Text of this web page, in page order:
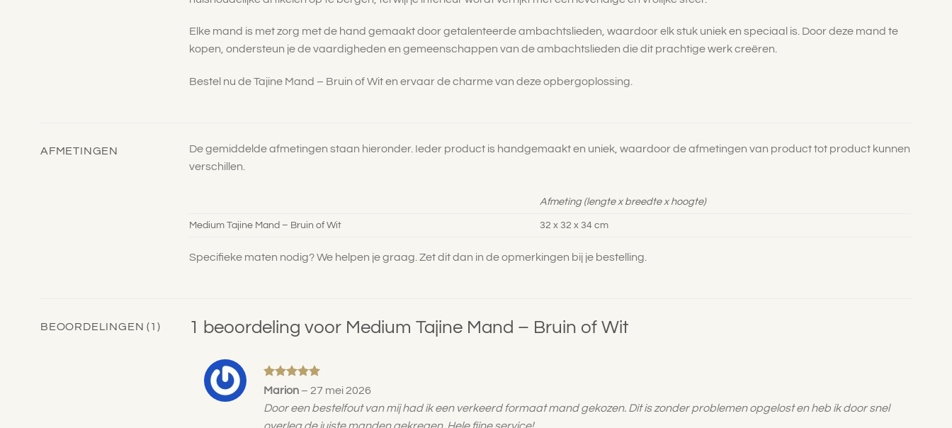
Elke mand is met zorg met de hand gemaakt door getalenteerde ambachtslieden, waardoor elk stuk uniek en speciaal is. Door deze mand te
kopen, ondersteun je de vaardigheden en gemeenschappen van de ambachtslieden die dit prachtige werk creëren.
Bestel nu de Tajine Mand – Bruin of Wit en ervaar de charme van deze opbergoplossing.
AFMETINGEN
De gemiddelde afmetingen staan hieronder. Ieder product is handgemaakt en uniek, waardoor de afmetingen van product tot product kunnen
verschillen.
Afmeting (lengte x breedte x hoogte)
Medium Tajine Mand – Bruin of Wit 32 x 32 x 34 cm
Specifieke maten nodig? We helpen je graag. Zet dit dan in de opmerkingen bij je bestelling.
BEOORDELINGEN (1) 1 beoordeling voor Medium Tajine Mand – Bruin of Wit
Gewaardeerd
Marion – 27 mei 2026
Door een bestelfout van mij had ik een verkeerd formaat mand gekozen. Dit is zonder problemen opgelost en heb ik door snel